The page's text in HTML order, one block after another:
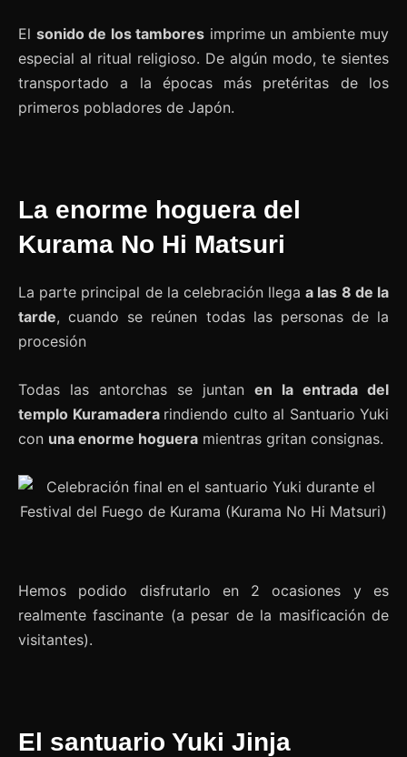
El sonido de los tambores imprime un ambiente muy
especial al ritual religioso. De algún modo, te sientes
transportado a la épocas más pretéritas de los
primeros pobladores de Japón.
La enorme hoguera del
Kurama No Hi Matsuri
La parte principal de la celebración llegaa las 8 de la
tarde, cuando se reúnen todas las personas de la
procesión
Todas las antorchas se juntan en la entrada del
templo Kuramadera rindiendo culto al Santuario Yuki
con una enorme hoguera mientras gritan consignas.
Hemos podido disfrutarlo en 2 ocasiones y es
realmente fascinante (a pesar de la masificación de
visitantes).
El santuario Yuki Jinja